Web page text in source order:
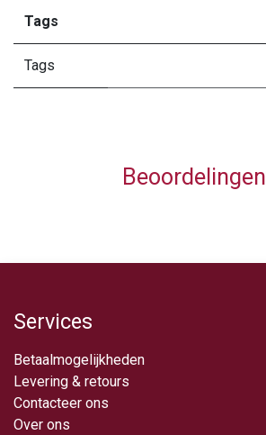
Tags
Tags
Beoordelingen
Services
Betaalmogelijkheden
Levering & retou​rs
Contacteer ons
Over ​ons